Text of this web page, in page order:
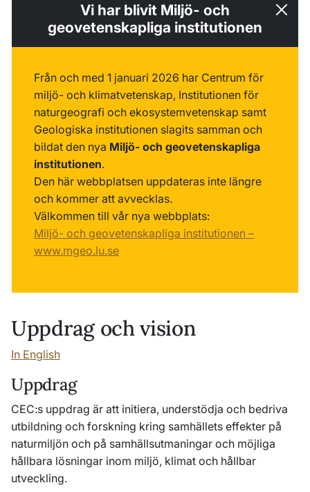
Vi har blivit Miljö- och
geovetenskapliga institutionen
Från och med 1 januari 2026 har Centrum för
miljö- och klimatvetenskap, Institutionen för
naturgeografi och ekosystemvetenskap samt
Geologiska institutionen slagits samman och
bildat den nya Miljö- och geovetenskapliga
institutionen.
Den här webbplatsen uppdateras inte längre
och kommer att avvecklas.
Välkommen till vår nya webbplats:
Miljö- och geovetenskapliga institutionen –
www.mgeo.lu.se
Uppdrag och vision
In English
Uppdrag
CEC:s uppdrag är att initiera, understödja och bedriva
utbildning och forskning kring samhällets effekter på
naturmiljön och på samhällsutmaningar och möjliga
hållbara lösningar inom miljö, klimat och hållbar
utveckling.